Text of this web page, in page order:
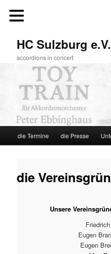
primären
HC Sulzburg e.V.
accordions in concert
die Termine die Presse
die
Unsere
Eugen
Eugen